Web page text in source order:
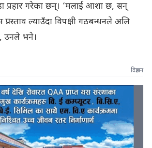
प्रहार गरेका छन्। ‘मलाई आशा छ, सन्
प्रस्ताव ल्याउँदा विपक्षी गठबन्धनले अलि
उनले भने।
विज्ञापन